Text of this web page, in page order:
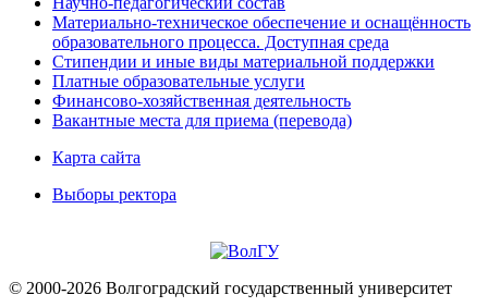
Материально-техническое обеспечение и оснащённость
образовательного процесса. Доступная среда
Стипендии и иные виды материальной поддержки
Платные образовательные услуги
Финансово-хозяйственная деятельность
Вакантные места для приема (перевода)
Карта сайта
Выборы ректора
© 2000-2026 Волгоградский государственный университет